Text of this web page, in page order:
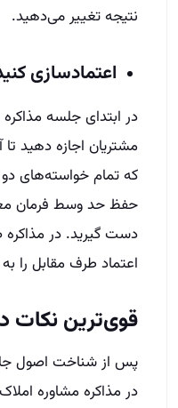
نتیجه تغییر می‌دهید.
اعتمادسازی
در ابتدای جلسه
مشتریان اجازه دهید تا
که تمام خواسته‌های دو
حفظ حد وسط فرمان
دست گیرید. در مذاکره
اعتماد طرف مقابل را
قوی‌ترین نکات
پس از شناخت اصول
در مذاکره مشاوره